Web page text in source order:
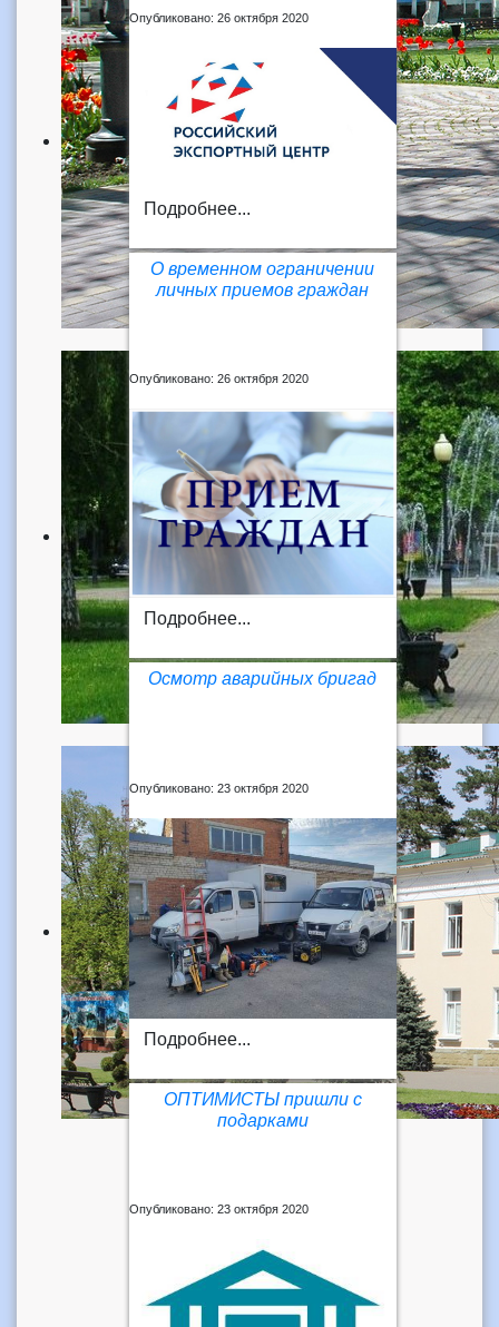
Опубликовано: 26 октября 2020
Подробнее...
О временном ограничении
личных приемов граждан
Опубликовано: 26 октября 2020
Подробнее...
Осмотр аварийных бригад
Опубликовано: 23 октября 2020
Подробнее...
ОПТИМИСТЫ пришли с
подарками
Опубликовано: 23 октября 2020